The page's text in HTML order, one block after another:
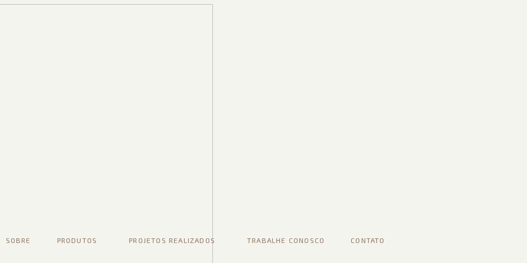
SOBRE PRODUTOS PROJETOS REALIZADOS TRABALHE CONOSCO CONTATO